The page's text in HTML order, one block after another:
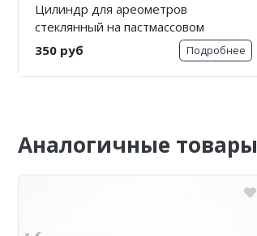
Цилиндр для ареометров
стеклянный на пастмассовом
основании 3-250-2, 250 мл
ЭксимКаргоТрейд
350 руб Подробнее
Аналогичные товары